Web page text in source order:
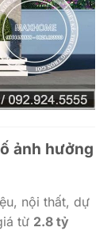
ảnh hưởng
nội thất, dự
từ 2.8 tỷ